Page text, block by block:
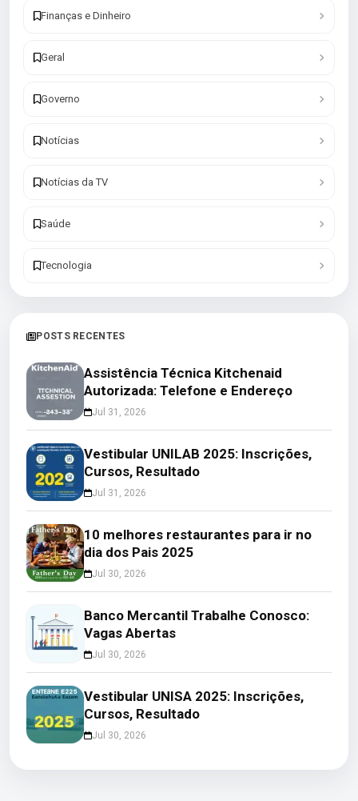
Finanças e Dinheiro
Geral
Governo
Notícias
Notícias da TV
Saúde
Tecnologia
POSTS RECENTES
Assistência Técnica Kitchenaid
Autorizada: Telefone e Endereço
Jul 31, 2026
Vestibular UNILAB 2025: Inscrições,
Cursos, Resultado
Jul 31, 2026
10 melhores restaurantes para ir no
dia dos Pais 2025
Jul 30, 2026
Banco Mercantil Trabalhe Conosco:
Vagas Abertas
Jul 30, 2026
Vestibular UNISA 2025: Inscrições,
Cursos, Resultado
Jul 30, 2026